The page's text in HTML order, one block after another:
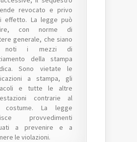
revocato e privo
effetto. La legge può
con norme di
generale, che siano
noti i mezzi di
della stampa
Sono vietate le
a stampa, gli
e tutte le altre
contrarie al
costume. La legge
provvedimenti
a prevenire e a
le violazioni.